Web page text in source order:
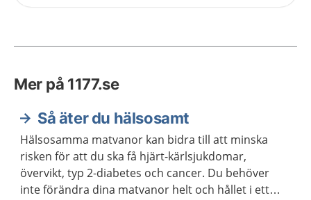
Mer på 1177.se
Så äter du hälsosamt
Hälsosamma matvanor kan bidra till att minska
risken för att du ska få hjärt-kärlsjukdomar,
övervikt, typ 2-diabetes och cancer. Du behöver
inte förändra dina matvanor helt och hållet i ett